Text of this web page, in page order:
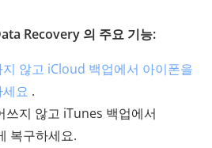
Recovery 의 주요 기능:
않고 iCloud 백업에서 아이폰을
요 .
쓰지 않고 iTunes 백업에서
복구하세요.